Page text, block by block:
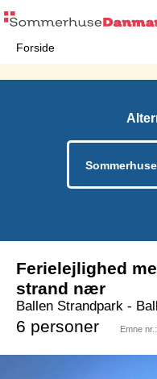
Forside
Ferielejlighed
strand nær
Ballen Strandpark -
6 personer Emne nr.: